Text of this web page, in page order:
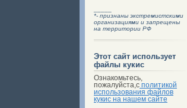
*- признаны экстремистскими
организациями и запрещены
на территории РФ
Этот сайт использует
файлы кукис
Ознакомьтесь,
пожалуйста,с политикой
использования файлов
кукис на нашем сайте